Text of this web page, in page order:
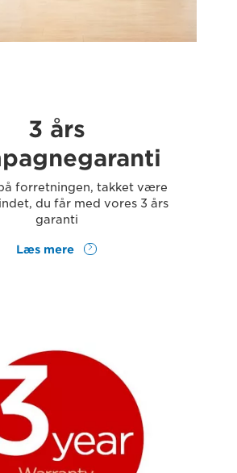
3 års
forretningen, takket være
du får med vores 3 års
garanti
Læs mere